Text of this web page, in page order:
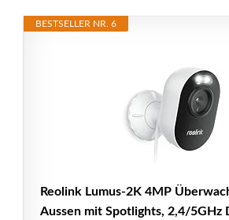
BESTSELLER NR. 6
Reolink Lumus-2K 4MP
Aussen mit Spotlights, 2,4/5GHz